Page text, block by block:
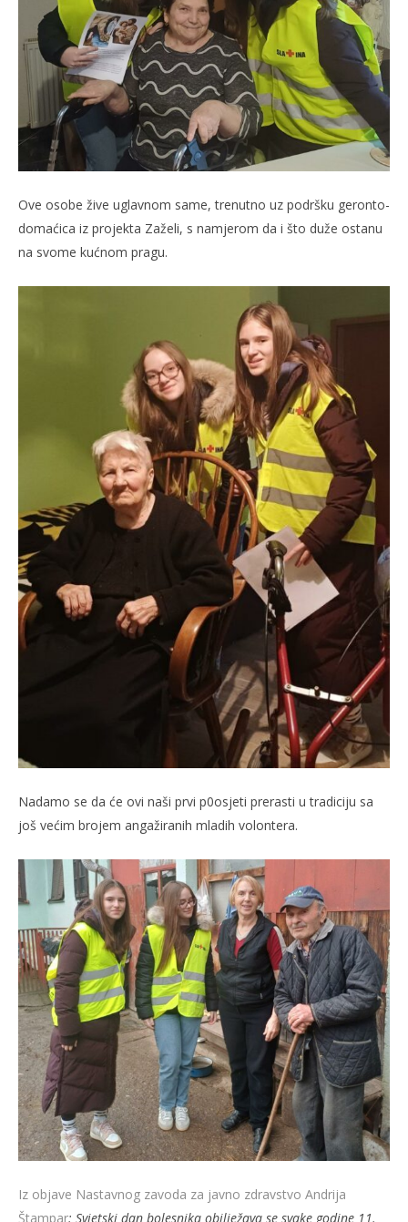
Ove osobe žive uglavnom same, trenutno uz podršku geronto-
domaćica iz projekta Zaželi, s namjerom da i što duže ostanu
na svome kućnom pragu.
Nadamo se da će ovi naši prvi p0osjeti prerasti u tradiciju sa
još većim brojem angažiranih mladih volontera.
Iz objave Nastavnog zavoda za javno zdravstvo Andrija
Štampar: Svjetski dan bolesnika obilježava se svake godine 11.